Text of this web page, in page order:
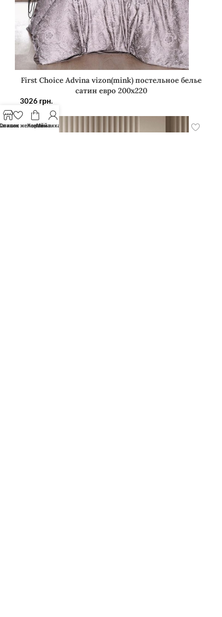
First Choice Advina vizon(mink) постельное белье
сатин евро 200х220
3026 грн.
желаний
Корзина
Мой аккаунт